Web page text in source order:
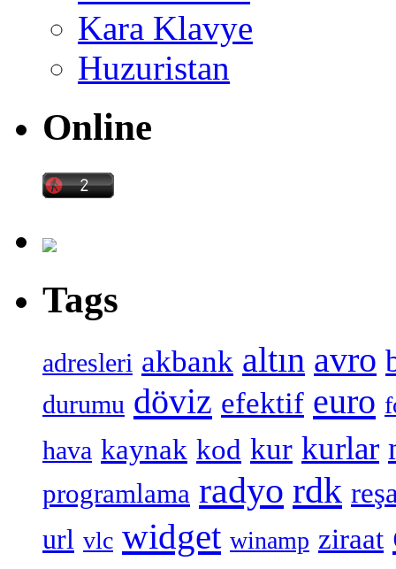
Kara Klavye
Huzuristan
Online
Tags
adresleri akbank altın avro
durumu döviz efektif euro
hava kaynak kod kur kurlar
programlama radyo rdk
url vlc widget winamp ziraat